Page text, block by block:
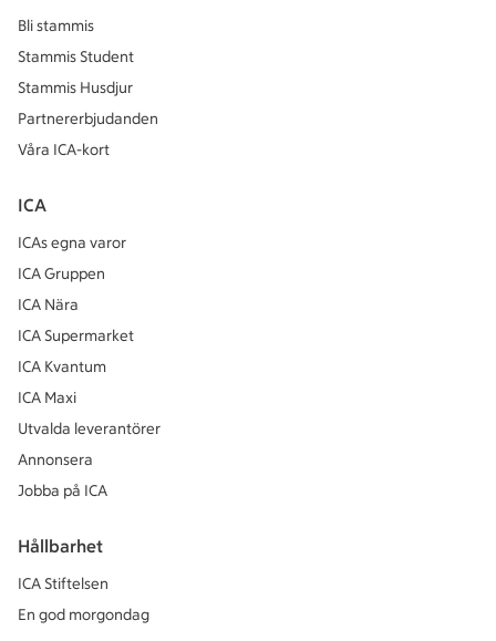
Bli stammis
Stammis Student
Stammis Husdjur
Partnererbjudanden
Våra ICA-kort
ICA
ICAs egna varor
ICA Gruppen
ICA Nära
ICA Supermarket
ICA Kvantum
ICA Maxi
Utvalda leverantörer
Annonsera
Jobba på ICA
Hållbarhet
ICA Stiftelsen
En god morgondag